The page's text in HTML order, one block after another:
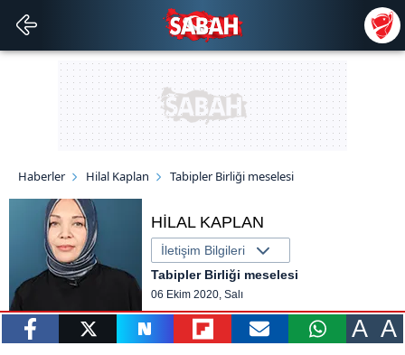
Haberler Hilal Kaplan Tabipler Birliği meselesi
HİLAL KAPLAN
İletişim Bilgileri
Tabipler Birliği meselesi
06 Ekim 2020, Salı
A A